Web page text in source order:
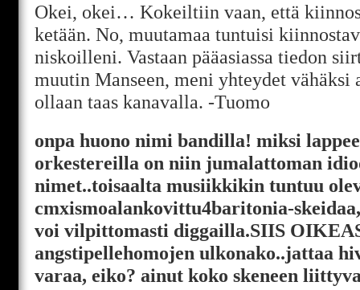
Okei, okei… Kokeiltiin vaan, että
ketään. No, muutamaa tuntuisi
niskoilleni. Vastaan pääasiassa tiedon
muutin Manseen, meni yhteydet vähäksi
ollaan taas kanavalla. -Tuomo
onpa huono nimi bandilla! miksi
orkestereilla on niin jumalattoman
nimet..toisaalta musiikkikin tuntuu
cmxismoalankovittu4baritonia-
voi vilpittomasti diggailla.SIIS
angstipellehomojen ulkonako..jattaa
varaa, eiko? ainut koko skeneen